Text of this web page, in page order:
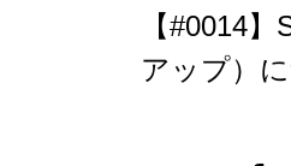
【#0014
アップ）